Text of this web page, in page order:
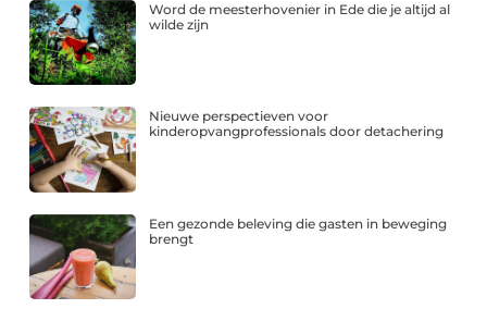
Word de meesterhovenier in Ede die je altijd al
wilde zijn
Nieuwe perspectieven voor
kinderopvangprofessionals door detachering
Een gezonde beleving die gasten in beweging
brengt